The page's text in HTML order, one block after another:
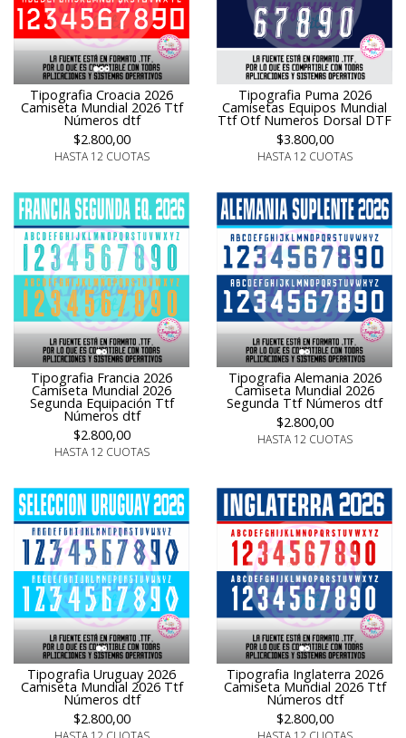
Tipografia Croacia 2026
Camiseta Mundial 2026 Ttf
Números dtf
$2.800,00
HASTA 12 CUOTAS
Tipografia Puma 2026
Camisetas Equipos Mundial
Ttf Otf Numeros Dorsal DTF
$3.800,00
HASTA 12 CUOTAS
Tipografia Francia 2026
Camiseta Mundial 2026
Segunda Equipación Ttf
Números dtf
$2.800,00
HASTA 12 CUOTAS
Tipografia Alemania 2026
Camiseta Mundial 2026
Segunda Ttf Números dtf
$2.800,00
HASTA 12 CUOTAS
Tipografia Uruguay 2026
Camiseta Mundial 2026 Ttf
Números dtf
$2.800,00
Tipografia Inglaterra 2026
Camiseta Mundial 2026 Ttf
Números dtf
$2.800,00